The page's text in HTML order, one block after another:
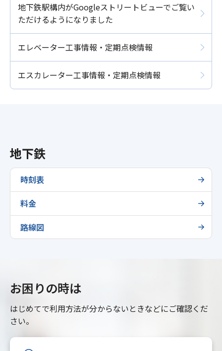
地下鉄駅構内がGoogleストリートビューでご覧い
ただけるようになりました
エレベーター工事情報・定期点検情報
エスカレーター工事情報・定期点検情報
地下鉄
時刻表
料金
路線図
お困りの時は
はじめてで利用方法が分からないときなどにご確認くだ
さい。